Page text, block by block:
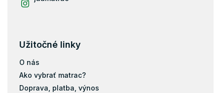
Užitočné linky
O nás
Ako vybrať matrac?
Doprava, platba, výnos